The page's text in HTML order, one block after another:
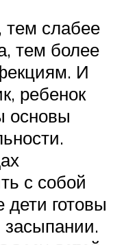
слабее
тем более
И
ребенок
основы
с собой
дети готовы
засыпании.